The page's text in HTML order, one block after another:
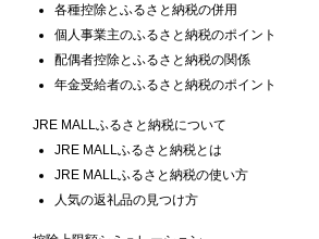
各種控除とふるさと納税の併用
個人事業主のふるさと納税のポイント
配偶者控除とふるさと納税の関係
年金受給者のふるさと納税のポイント
JRE MALLふるさと納税について
JRE MALLふるさと納税とは
JRE MALLふるさと納税の使い方
人気の返礼品の見つけ方